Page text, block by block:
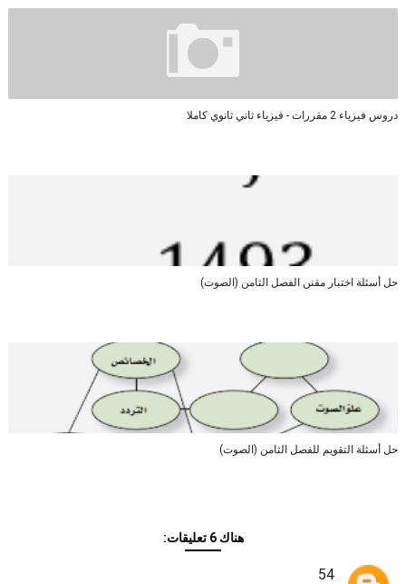
دروس فيزياء 2 مقررات - فيزياء ثاني ثانوي كاملا
حل أسئلة اختبار مقنن الفصل الثامن (الصوت)
حل أسئلة التقويم للفصل الثامن (الصوت)
هناك 6 تعليقات:
54